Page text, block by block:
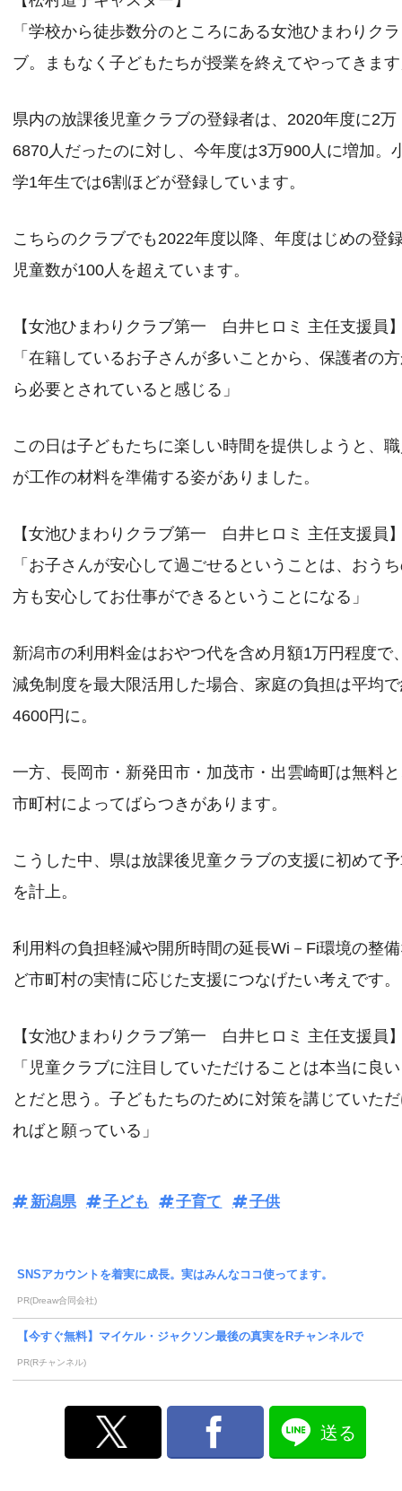
「学校から徒歩数分のところにある女池ひまわりクラ
ブ。まもなく子どもたちが授業を終えてやってきま
県内の放課後児童クラブの登録者は、2020年度に2万
6870人だったのに対し、今年度は3万900人に増加。
学1年生では6割ほどが登録しています。
こちらのクラブでも2022年度以降、年度はじめの登
児童数が100人を超えています。
【女池ひまわりクラブ第一 白井ヒロミ 主任支援員
「在籍しているお子さんが多いことから、保護者の
ら必要とされていると感じる」
この日は子どもたちに楽しい時間を提供しようと、
が工作の材料を準備する姿がありました。
【女池ひまわりクラブ第一 白井ヒロミ 主任支援員
「お子さんが安心して過ごせるということは、おう
方も安心してお仕事ができるということになる」
新潟市の利用料金はおやつ代を含め月額1万円程度で
減免制度を最大限活用した場合、家庭の負担は平均
4600円に。
一方、長岡市・新発田市・加茂市・出雲崎町は無料
市町村によってばらつきがあります。
こうした中、県は放課後児童クラブの支援に初めて
を計上。
利用料の負担軽減や開所時間の延長Wi－Fi環境の整
ど市町村の実情に応じた支援につなげたい考えです。
【女池ひまわりクラブ第一 白井ヒロミ 主任支援員
「児童クラブに注目していただけることは本当に良
とだと思う。子どもたちのために対策を講じていた
ればと願っている」
新潟県 子ども 子育て 子供
SNSアカウントを着実に成長。実はみんなココ使ってます。
PR(Dreaw合同会社)
【今すぐ無料】マイケル・ジャクソン最後の真実をRチャンネルで
PR(Rチャンネル)
送る